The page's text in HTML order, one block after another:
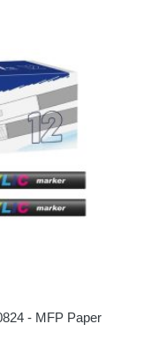
- MFP Paper